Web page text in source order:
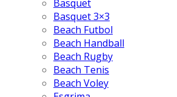
Basquet
Basquet 3×3
Beach Futbol
Beach Handball
Beach Rugby
Beach Tenis
Beach Voley